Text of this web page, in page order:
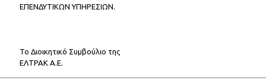
ΕΠΕΝΔΥΤΙΚΩΝ ΥΠΗΡΕΣΙΩΝ.
Το Διοικητικό Συμβούλιο της
ΕΛΤΡΑΚ Α.Ε.